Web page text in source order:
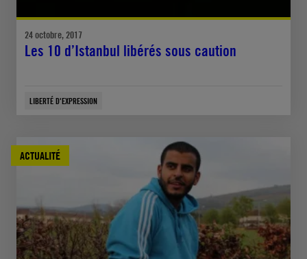
24 octobre, 2017
Les 10 d’Istanbul libérés sous caution
LIBERTÉ D'EXPRESSION
ACTUALITÉ